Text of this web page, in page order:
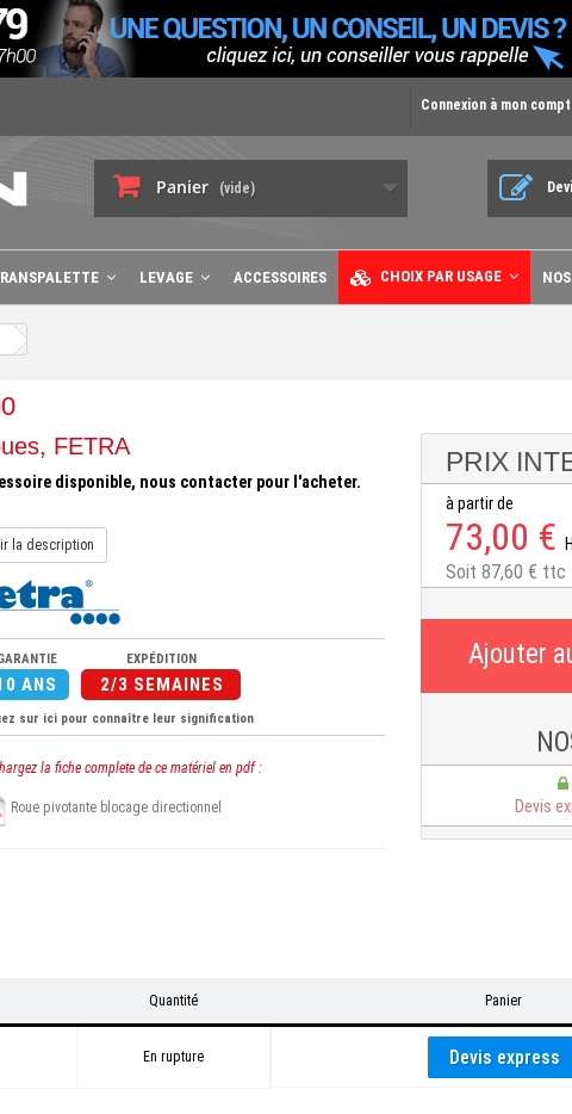
Connexion à mon
Panier (vide)
LEVAGE ACCESSOIRES CHOIX PAR USAGE
FETRA
disponible, nous contacter pour l'acheter.
la description
ANS
EXPÉDITION
2/3 SEMAINES
sur ici pour connaître leur signification
la fiche complete de ce matériel en pdf :
Roue pivotante blocage directionnel
PRIX
à partir de
73,00 €
Soit 87,60 € ttc
Devis
Quantité Panier
En rupture